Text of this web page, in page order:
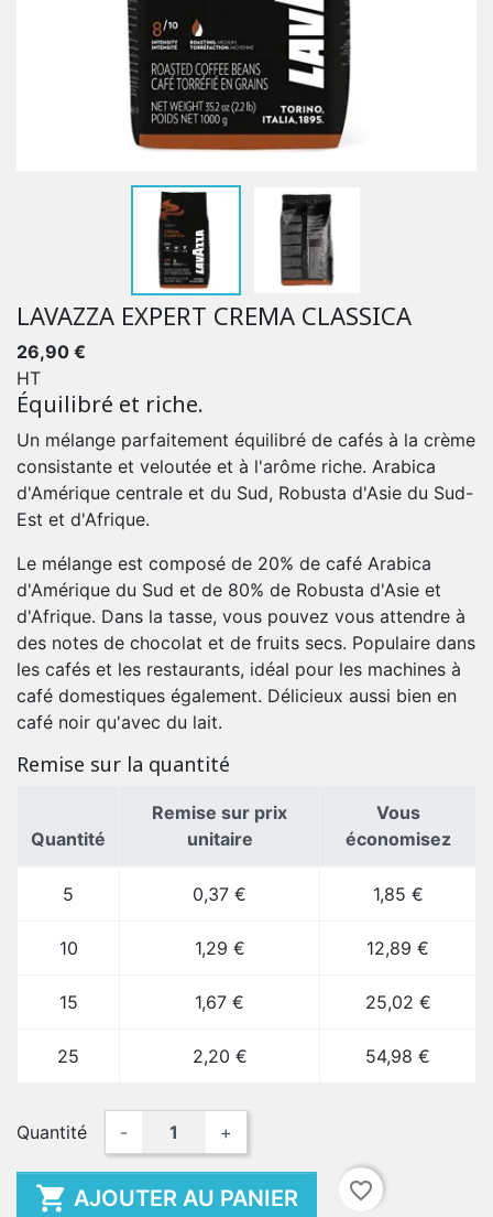
LAVAZZA EXPERT CREMA CLASSICA
26,90 €
HT
Équilibré et riche.
Un mélange parfaitement équilibré de cafés à la crème
consistante et veloutée et à l'arôme riche. Arabica
d'Amérique centrale et du Sud, Robusta d'Asie du Sud-
Est et d'Afrique.
Le mélange est composé de 20% de café Arabica
d'Amérique du Sud et de 80% de Robusta d'Asie et
d'Afrique. Dans la tasse, vous pouvez vous attendre à
des notes de chocolat et de fruits secs. Populaire dans
les cafés et les restaurants, idéal pour les machines à
café domestiques également. Délicieux aussi bien en
café noir qu'avec du lait.
Remise sur la quantité
Quantité
Remise sur prix
unitaire
Vous
économisez
5 0,37 € 1,85 €
10 1,29 € 12,89 €
15 1,67 € 25,02 €
25 2,20 € 54,98 €
Quantité - +
 AJOUTER AU PANIER favorite_border